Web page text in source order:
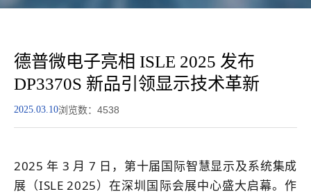
德普微电子亮相 ISLE 2025 发布
DP3370S 新品引领显示技术革新
2025.03.10浏览数：4538
2025 年 3 月 7 日，第十届国际智慧显示及系统集成
展（ISLE 2025）在深圳国际会展中心盛大启幕。作